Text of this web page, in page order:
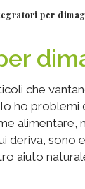
per
che
ho problemi
deriva,
aiuto